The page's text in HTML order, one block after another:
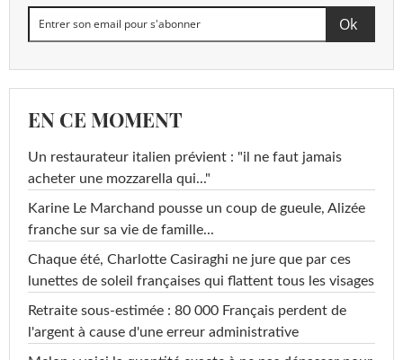
EN CE MOMENT
Un restaurateur italien prévient : "il ne faut jamais
acheter une mozzarella qui..."
Karine Le Marchand pousse un coup de gueule, Alizée
franche sur sa vie de famille...
Chaque été, Charlotte Casiraghi ne jure que par ces
lunettes de soleil françaises qui flattent tous les visages
Retraite sous-estimée : 80 000 Français perdent de
l'argent à cause d'une erreur administrative